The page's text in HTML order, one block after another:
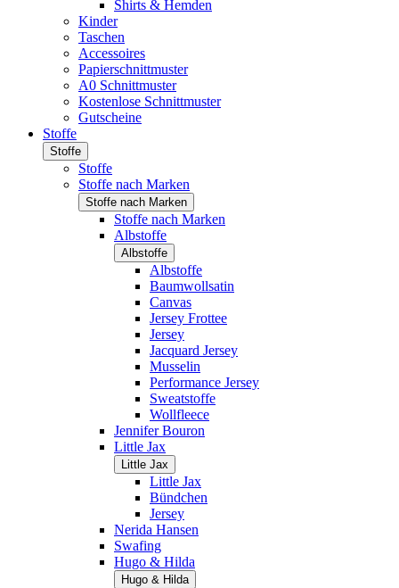
Shirts & Hemden
Kinder
Taschen
Accessoires
Papierschnittmuster
A0 Schnittmuster
Kostenlose Schnittmuster
Gutscheine
Stoffe
Stoffe
Stoffe
Stoffe nach Marken
Stoffe nach Marken
Stoffe nach Marken
Albstoffe
Albstoffe
Albstoffe
Baumwollsatin
Canvas
Jersey Frottee
Jersey
Jacquard Jersey
Musselin
Performance Jersey
Sweatstoffe
Wollfleece
Jennifer Bouron
Little Jax
Little Jax
Little Jax
Bündchen
Jersey
Nerida Hansen
Swafing
Hugo & Hilda
Hugo & Hilda